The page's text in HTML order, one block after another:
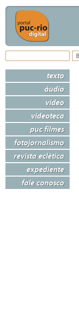
texto
áudio
vídeo
videoteca
puc filmes
fotojornalismo
revista eclética
expediente
fale conosco